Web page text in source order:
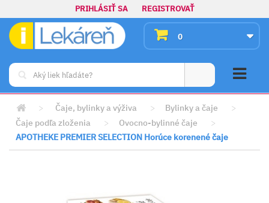
PRIHLÁSIŤ SA REGISTROVAŤ
0
> Čaje, bylinky a výživa > Bylinky a čaje
>
Čaje podľa zloženia
> Ovocno-bylinné čaje
>
APOTHEKE PREMIER SELECTION Horúce korenené čaje